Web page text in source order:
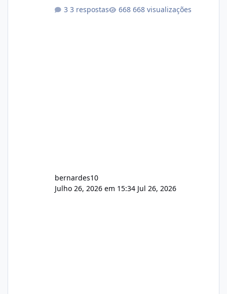
com cerca de 80% concluído e conta com
3 respostas 668 visualizações
bernardes10
Julho 26, 2026 em 15:34 Jul 26, 2026